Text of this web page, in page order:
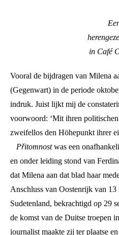
in Café
Vooral de bijdragen van Milena
(Gegenwart) in de periode
indruk. Juist lijkt mij de
voorwoord: ‘Mit ihren
zweifellos den Höhepunkt ihrer
Přitomnostwas een
en onder leiding stond van
dat Milena aan dat blad haar
Anschluss van Oostenrijk van
Sudetenland, bekrachtigd op 29
de komst van de Duitse troepen
journalist maakte zij ter plaatse